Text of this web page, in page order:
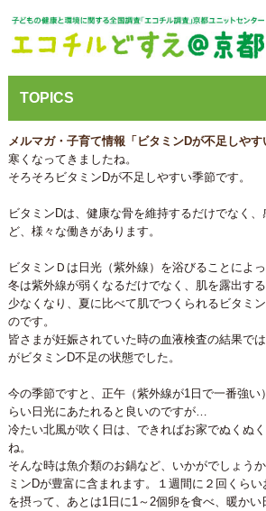
TOPICS
メルマガ・子育て情報「ビタミンDが不足しやす
寒くなってきましたね。
そろそろビタミンDが不足しやすい季節です。
ビタミンDは、健康な骨を維持するだけでなく
ど、様々な働きがあります。
ビタミンＤは日光（紫外線）を浴びることによ
冬は紫外線が弱くなるだけでなく、肌を露出す
少なくなり、夏に比べて肌でつくられるビタミ
のです。
皆さまが妊娠されていた時の血液検査の結果で
がビタミンD不足の状態でした。
今の季節ですと、正午（紫外線が1日で一番強い
らい日光にあたれると良いのですが…
冷たい北風が吹く日は、できればお家でぬくぬ
ね。
そんな時は魚介類のお鍋など、いかがでしょう
ミンDが豊富に含まれます。１週間に２回くら
を摂って、あとは1日に1～2個卵を食べ、暖か